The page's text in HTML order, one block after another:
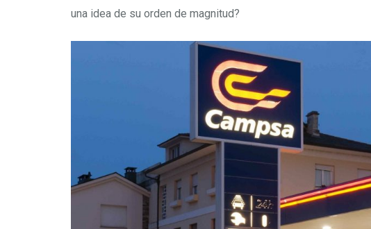
una idea de su orden de magnitud?